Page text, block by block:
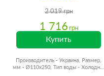
2 019 грн
1 716 грн
Купить
Производитель - Украина, Размер,
мм - Ø110x250, Тип воды - Холодная